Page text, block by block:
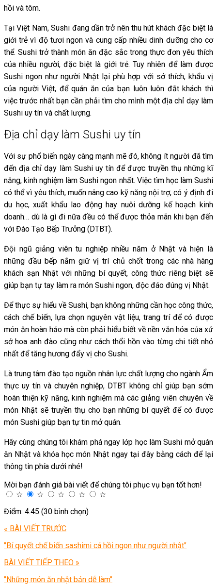
hồi và tôm.
Tại Việt Nam, Sushi đang dần trở nên thu hút khách đặc biệt là
giới trẻ vì độ tươi ngon và cung cấp nhiều dinh dưỡng cho cơ
thể. Sushi trở thành món ăn đặc sắc trong thực đơn yêu thích
của nhiều người, đặc biệt là giới trẻ. Tuy nhiên để làm được
Sushi ngon như người Nhật lại phù hợp với sở thích, khẩu vị
của người Việt, để quán ăn của bạn luôn luôn đắt khách thì
việc trước nhất bạn cần phải tìm cho mình một địa chỉ dạy làm
Sushi uy tín và chất lượng.
Địa chỉ dạy làm Sushi uy tín
Với sự phổ biến ngày càng mạnh mẽ đó, không ít người đã tìm
đến địa chỉ dạy làm Sushi uy tín để được truyền thụ những kĩ
năng, kinh nghiệm làm Sushi ngon nhất. Việc tìm học làm Sushi
có thể vì yêu thích, muốn nâng cao kỹ năng nội trợ, có ý định đi
du học, xuất khẩu lao động hay nuôi dưỡng kế hoạch kinh
doanh… dù là gì đi nữa đều có thể được thỏa mãn khi bạn đến
với Đào Tạo Bếp Trưởng (DTBT).
Đội ngũ giảng viên tu nghiệp nhiều năm ở Nhật và hiện là
những đầu bếp nắm giữ vị trí chủ chốt trong các nhà hàng
khách sạn Nhật với những bí quyết, công thức riêng biệt sẽ
giúp bạn tự tay làm ra món Sushi ngon, độc đáo đúng vị Nhật.
Để thực sự hiểu về Sushi, bạn không những cần học công thức,
cách chế biến, lựa chọn nguyên vật liệu, trang trí để có được
món ăn hoàn hảo mà còn phải hiểu biết về nền văn hóa của xứ
sở hoa anh đào cũng như cách thổi hồn vào từng chi tiết nhỏ
nhất để tăng hương đẩy vị cho Sushi.
Là trung tâm đào tạo nguồn nhân lực chất lượng cho ngành Ẩm
thực uy tín và chuyên nghiệp, DTBT không chỉ giúp bạn sớm
hoàn thiện kỹ năng, kinh nghiệm mà các giảng viên chuyên về
món Nhật sẽ truyền thụ cho bạn những bí quyết để có được
món Sushi giúp bạn tự tin mở quán.
Hãy cùng chúng tôi khám phá ngay lớp học làm Sushi mở quán
ăn Nhật và khóa học món Nhật ngay tại đây bằng cách để lại
thông tin phía dưới nhé!
Mời bạn đánh giá bài viết để chúng tôi phục vụ bạn tốt hơn!
☆
☆ ☆ ☆
☆
Điểm: 4.45 (30 bình chọn)
« BÀI VIẾT TRƯỚC
"Bí quyết chế biến sashimi cá hồi ngon như người nhật"
BÀI VIẾT TIẾP THEO »
"Những món ăn nhật bản dễ làm"